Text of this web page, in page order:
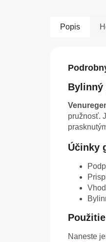
Popis
Bylinný
pružnosť.
Účinky
Použitie
Naneste